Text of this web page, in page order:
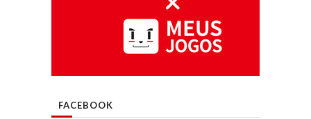
FACEBOOK